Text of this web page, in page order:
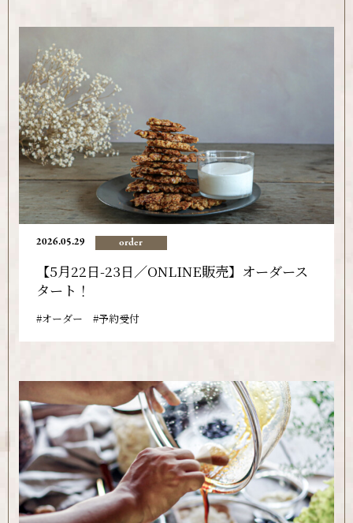
2026.05.29 order
【5月22日-23日／ONLINE販売】オーダース
タート！
オーダー 予約受付